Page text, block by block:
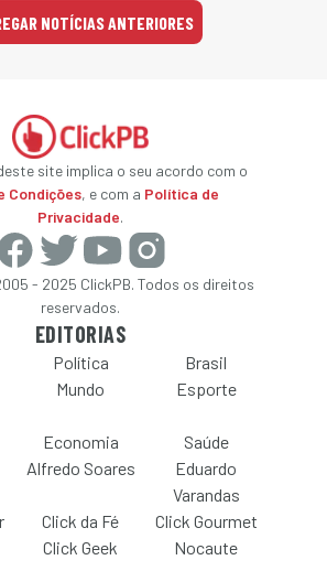
NOTÍCIAS ANTERIORES
site implica o seu acordo com o
Condições, e com a Política de
Privacidade.
- 2025 ClickPB. Todos os direitos
reservados.
EDITORIAS
Política
Brasil
Mundo Esporte
Economia
Saúde
Alfredo Soares
Eduardo
Varandas
Click da Fé
Click Gourmet
Click Geek Nocaute